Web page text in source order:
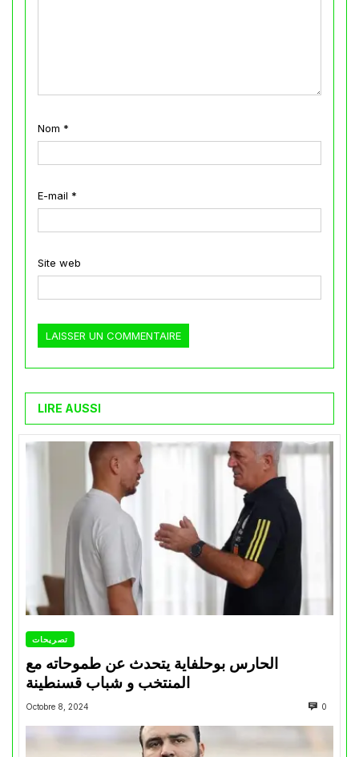
Nom *
E-mail *
Site web
LIRE AUSSI
تصريحات
الحارس بوحلفاية يتحدث عن طموحاته مع
المنتخب و شباب قسنطينة
Octobre 8, 2024 0